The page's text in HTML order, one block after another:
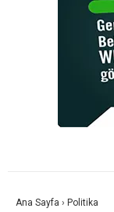
Ana Sayfa › Politika